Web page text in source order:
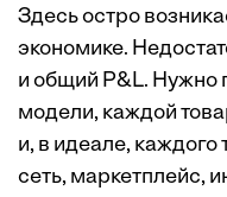
Здесь остро
экономике.
и общий P&L. Нужно
модели, каждой
и, в идеале, каждого
сеть, маркетплейс,